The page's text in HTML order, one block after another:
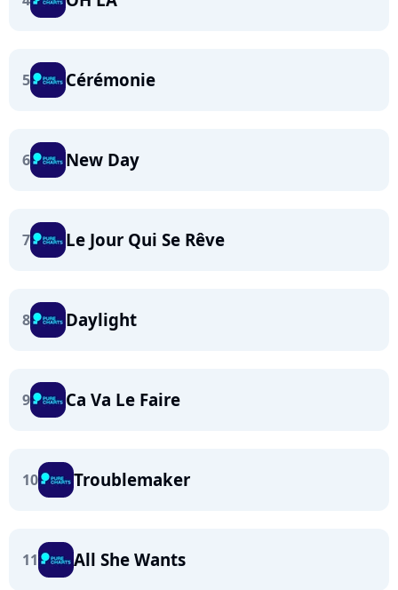
5 Cérémonie
6 New Day
7 Le Jour Qui Se Rêve
8 Daylight
9 Ca Va Le Faire
10 Troublemaker
11 All She Wants